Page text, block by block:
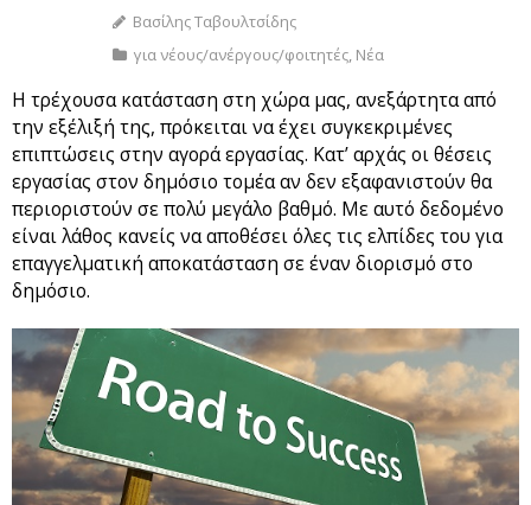
Βασίλης Ταβουλτσίδης
για νέους/ανέργους/φοιτητές, Νέα
Η τρέχουσα κατάσταση στη χώρα μας, ανεξάρτητα από
την εξέλιξή της, πρόκειται να έχει συγκεκριμένες
επιπτώσεις στην αγορά εργασίας. Κατ’ αρχάς οι θέσεις
εργασίας στον δημόσιο τομέα αν δεν εξαφανιστούν θα
περιοριστούν σε πολύ μεγάλο βαθμό. Με αυτό δεδομένο
είναι λάθος κανείς να αποθέσει όλες τις ελπίδες του για
επαγγελματική αποκατάσταση σε έναν διορισμό στο
δημόσιο.